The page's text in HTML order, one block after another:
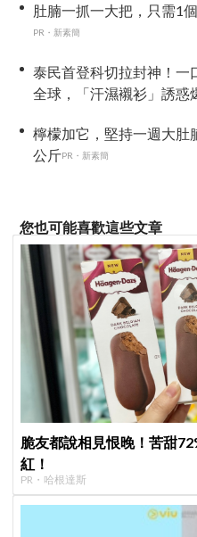
肚腩一抓一大把，只需1
PR・新素簡
泰民首登科切拉封神！一
全球，「汗濕襯衫」誘惑
檸檬加它，堅持一週大肚
公斤PR・新素簡
您也可能喜歡這些文章
脆友都說相見恨晚！苦甜
紅！
PR・哈根達斯